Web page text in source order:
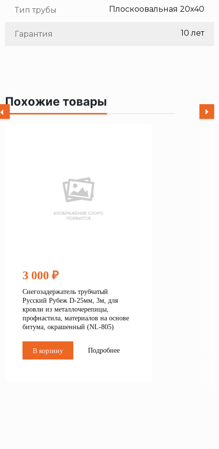
Тип трубы Плоскоовальная 20х40
Гарантия 10 лет
Похожие товары
3 000 ₽
Снегозадержатель трубчатый
Русский Рубеж D-25мм, 3м, для
кровли из металлочерепицы,
профнастила, материалов на основе
битума, окрашенный (NL-805)
В корзину Подробнее